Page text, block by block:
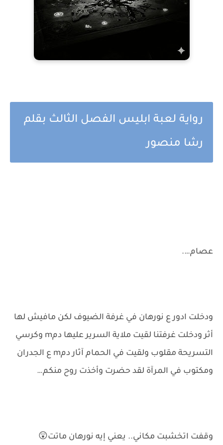
رواية لعبة ابليس الفصل الثالث بقلم
رشا منصور
عصام….
ودخلت ادور ع نورهان في غرفة الضيوف لكن مافيش لها
أثر ودخلت غرفتنا لقيت ملاية السرير عليها دمm وكرسي
التسريحة مقلوب ولقيت في الحمام آثار دمm ع الجدران
ومكتوب في المرآة لقد حضرت وأخذت روح منكم…
وقفت اتخشبت مكاني.. يعني إيه نورهان ماتت😲